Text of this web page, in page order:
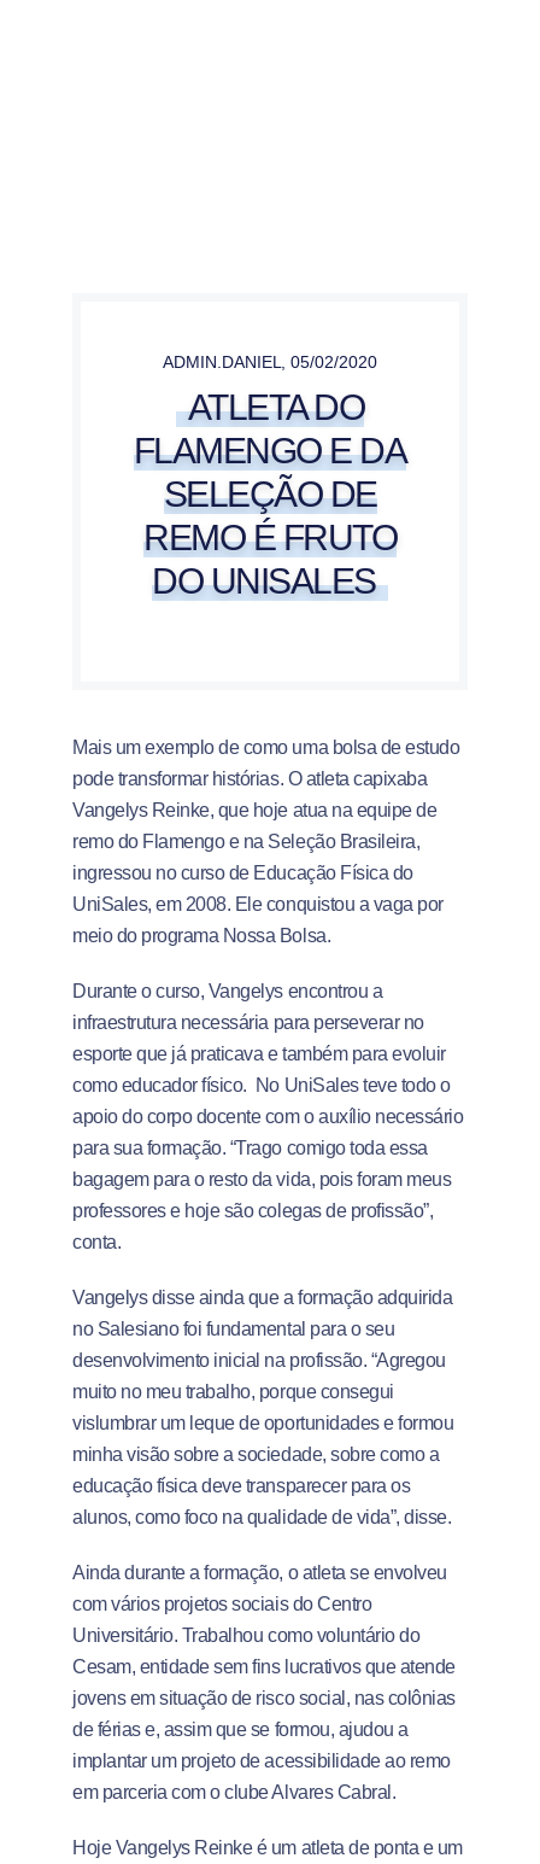
ADMIN.DANIEL ,05/02/2020
ATLETA DO
FLAMENGO E DA
SELEÇÃO DE
REMO É FRUTO
DO UNISALES
Mais um exemplo de como uma bolsa de estudo
pode transformar histórias. O atleta capixaba
Vangelys Reinke, que hoje atua na equipe de
remo do Flamengo e na Seleção Brasileira,
ingressou no curso de Educação Física do
UniSales, em 2008. Ele conquistou a vaga por
meio do programa Nossa Bolsa.
Durante o curso, Vangelys encontrou a
infraestrutura necessária para perseverar no
esporte que já praticava e também para evoluir
como educador físico. No UniSales teve todo o
apoio do corpo docente com o auxílio necessário
para sua formação. “Trago comigo toda essa
bagagem para o resto da vida, pois foram meus
professores e hoje são colegas de profissão”,
conta.
Vangelys disse ainda que a formação adquirida
no Salesiano foi fundamental para o seu
desenvolvimento inicial na profissão. “Agregou
muito no meu trabalho, porque consegui
vislumbrar um leque de oportunidades e formou
minha visão sobre a sociedade, sobre como a
educação física deve transparecer para os
alunos, como foco na qualidade de vida”, disse.
Ainda durante a formação, o atleta se envolveu
com vários projetos sociais do Centro
Universitário. Trabalhou como voluntário do
Cesam, entidade sem fins lucrativos que atende
jovens em situação de risco social, nas colônias
de férias e, assim que se formou, ajudou a
implantar um projeto de acessibilidade ao remo
em parceria com o clube Alvares Cabral.
Hoje Vangelys Reinke é um atleta de ponta e um